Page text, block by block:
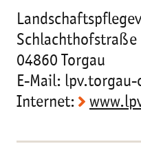
Schlachthofstraße
04860 Torgau
E-Mail:
Internet: